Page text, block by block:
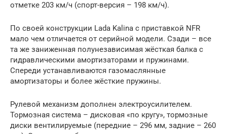
отметке 203 км/ч (спорт-версия – 198 км/ч).
По своей конструкции Lada Kalina с приставкой NFR
мало чем отличается от серийной модели. Сзади – все
та же заниженная полунезависимая жёсткая балка с
гидравлическими амортизаторами и пружинами.
Спереди устанавливаются газомаслянные
амортизаторы и более жёсткие пружины.
Рулевой механизм дополнен электроусилителем.
Тормозная система – дисковая «по кругу», тормозные
диски вентилируемые (передние – 296 мм, задние – 260